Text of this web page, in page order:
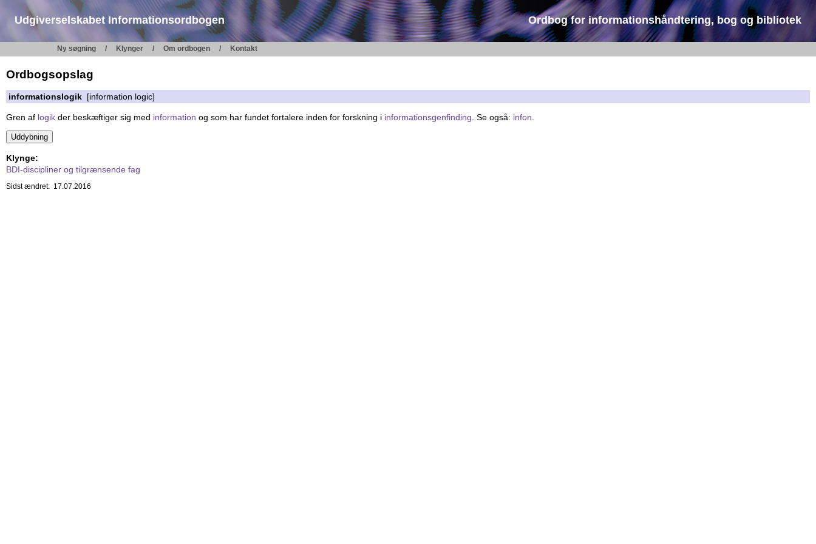
Udgiverselskabet Informationsordbogen Ordbog for informationshåndtering, bog og bibliotek
Ny søgning Klynger Om ordbogen Kontakt
Ordbogsopslag
informationslogik [information logic]
Gren af logik der beskæftiger sig med information og som har fundet fortalere inden for forskning i informationsgenfinding . Se også: infon
Klynge:
BDI-discipliner og tilgrænsende fag
Sidst ændret: 17.07.2016